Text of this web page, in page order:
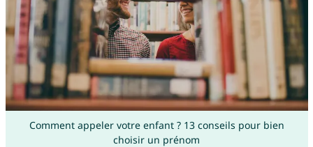
Comment appeler votre enfant ? 13 conseils pour bien
choisir un prénom